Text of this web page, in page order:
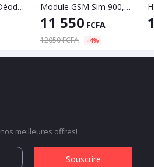
ISANA SENSITIV Déodorant roll-on Module GSM Sim 900, Communication sans fil, émetteur-récepteur Wifi, Arduino
11 550 FCFA
12050 FCFA -4%
meilleures offres!
Souscrire